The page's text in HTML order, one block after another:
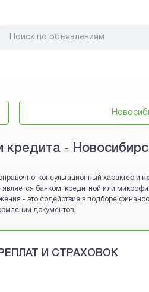
кредита -
консультационный характер и
является банком, кредитной или
- это содействие в подборе
документов.
И СТРАХОВОК